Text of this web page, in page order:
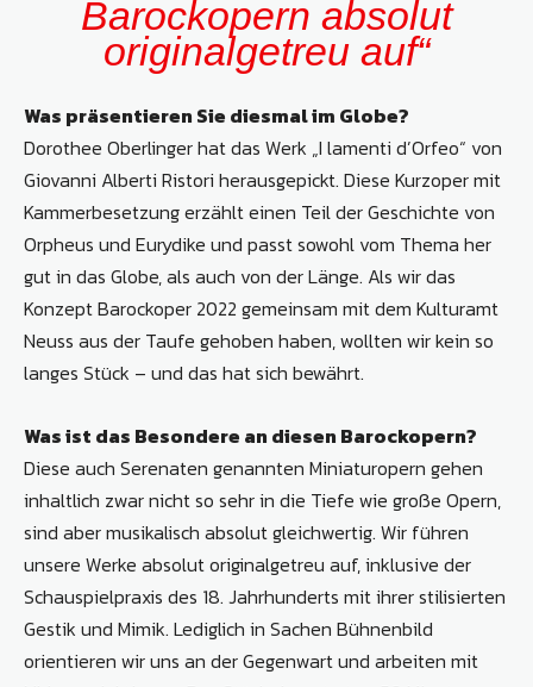
Barockopern absolut
originalgetreu auf“
Was präsentieren Sie diesmal im Globe?
Dorothee Oberlinger hat das Werk „I lamenti d’Orfeo“ von
Giovanni Alberti Ristori herausgepickt. Diese Kurzoper mit
Kammerbesetzung erzählt einen Teil der Geschichte von
Orpheus und Eurydike und passt sowohl vom Thema her
gut in das Globe, als auch von der Länge. Als wir das
Konzept Barockoper 2022 gemeinsam mit dem Kulturamt
Neuss aus der Taufe gehoben haben, wollten wir kein so
langes Stück – und das hat sich bewährt.
Was ist das Besondere an diesen Barockopern?
Diese auch Serenaten genannten Miniaturopern gehen
inhaltlich zwar nicht so sehr in die Tiefe wie große Opern,
sind aber musikalisch absolut gleichwertig. Wir führen
unsere Werke absolut originalgetreu auf, inklusive der
Schauspielpraxis des 18. Jahrhunderts mit ihrer stilisierten
Gestik und Mimik. Lediglich in Sachen Bühnenbild
orientieren wir uns an der Gegenwart und arbeiten mit